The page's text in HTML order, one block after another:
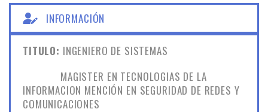
INFORMACIÓN
TITULO: INGENIERO DE SISTEMAS
MAGISTER EN TECNOLOGIAS DE LA
INFORMACION MENCIÓN EN SEGURIDAD DE REDES Y
COMUNICACIONES